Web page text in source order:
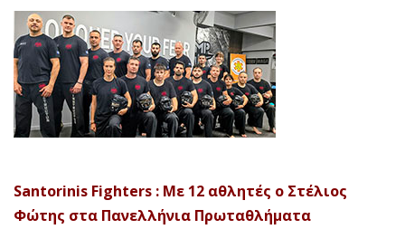
Santorinis Fighters : Με 12 αθλητές ο Στέλιος
Φώτης στα Πανελλήνια Πρωταθλήματα